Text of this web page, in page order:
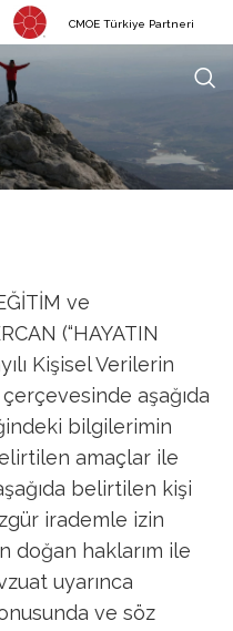
CMOE Türkiye Partneri
ve
(“HAYATIN
Kişisel Verilerin
aşağıda
bilgilerimin
amaçlar ile
belirtilen kişi
irademle izin
doğan haklarım ile
uyarınca
ve söz